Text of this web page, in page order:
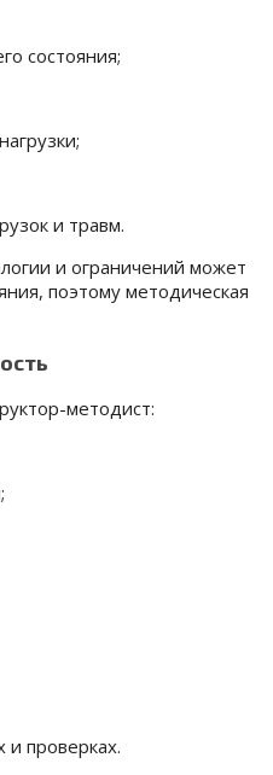
состояния;
и травм.
и ограничений может
поэтому методическая
методист:
и проверках.